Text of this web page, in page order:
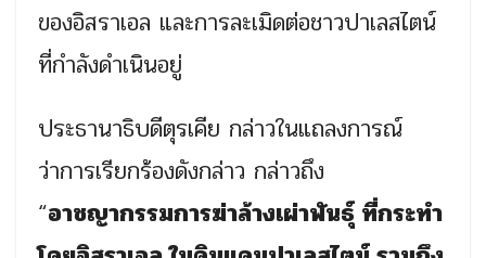
ของอิสราเอล และการละเมิดต่อชาวปาเลสไตน์
ที่กำลังดำเนินอยู่
ประธานาธิบดีตุรเคีย กล่าวในแถลงการณ์
ว่าการเรียกร้องดังกล่าว กล่าวถึง
“อาชญากรรมการฆ่าล้างเผ่าพันธุ์ ที่กระทำ